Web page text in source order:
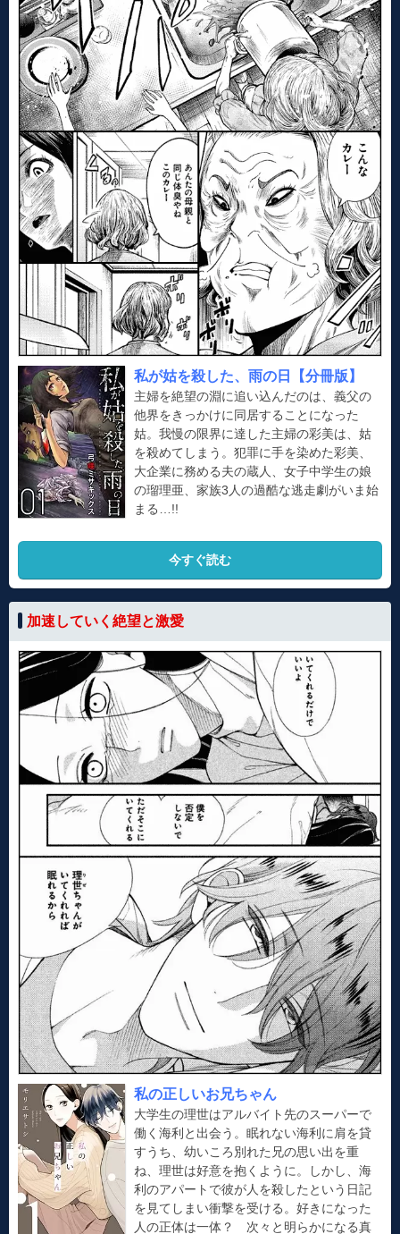
私が姑を殺した、雨の日【分冊版】
主婦を絶望の淵に追い込んだのは、義父の
他界をきっかけに同居することになった
姑。我慢の限界に達した主婦の彩美は、姑
を殺めてしまう。犯罪に手を染めた彩美、
大企業に務める夫の蔵人、女子中学生の娘
の瑠理亜、家族3人の過酷な逃走劇がいま始
まる…!!
今すぐ読む
加速していく絶望と激愛
私の正しいお兄ちゃん
大学生の理世はアルバイト先のスーパーで
働く海利と出会う。眠れない海利に肩を貸
すうち、幼いころ別れた兄の思い出を重
ね、理世は好意を抱くように。しかし、海
利のアパートで彼が人を殺したという日記
を見てしまい衝撃を受ける。好きになった
人の正体は一体？ 次々と明らかになる真